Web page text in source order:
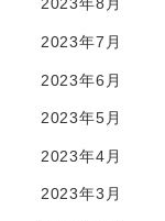
2023年8月
2023年7月
2023年6月
2023年5月
2023年4月
2023年3月